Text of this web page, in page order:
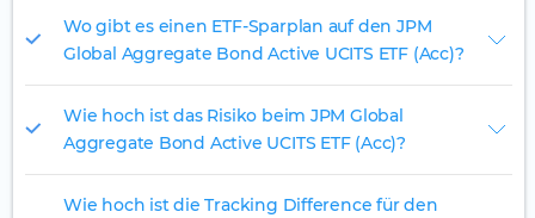
Wo gibt es einen ETF-Sparplan auf den JPM
Global Aggregate Bond Active UCITS ETF (Acc)?
Wie hoch ist das Risiko beim JPM Global
Aggregate Bond Active UCITS ETF (Acc)?
Wie hoch ist die Tracking Difference für den